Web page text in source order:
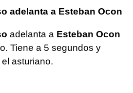
adelanta a Esteban Ocon
adelanta a Esteban Ocon
Tiene a 5 segundos y
el asturiano.